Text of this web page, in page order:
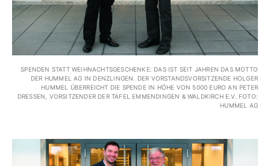
SPENDEN STATT WEIHNACHTSGESCHENKE: DAS IST SEIT JAHREN DAS MOTTO
DER HUMMEL AG IN DENZLINGEN. DER VORSTANDSVORSITZENDE HOLGER
HUMMEL ÜBERREICHT DIE SPENDE IN HÖHE VON 5000 EURO AN PETER
DRESSEN, VORSITZENDER DER TAFEL EMMENDINGEN & WALDKIRCH E.V. FOTO: H
UMMEL AG